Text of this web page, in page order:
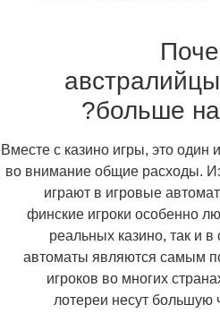
💵
больше на
Вместе с казино игры, это один
во внимание общие расходы.
играют в игровые
финские игроки особенно
реальных казино, так и
автоматы являются самым
игроков во многих
лотереи несут большую